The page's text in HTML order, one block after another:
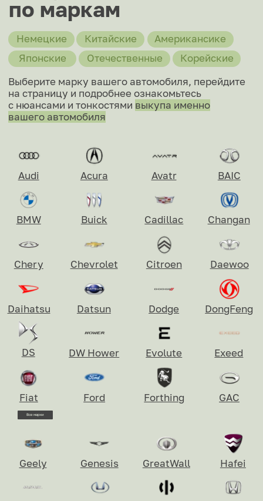
Обращаем ваше внимание на то, что данный интернет-сайт,
а также вся информация о товарах и ценах, предоставленная
и ни при каких условиях не является публичной офертой,
определяемой положениями Статьи 437 Гражданского кодекса
Российской Федерации.